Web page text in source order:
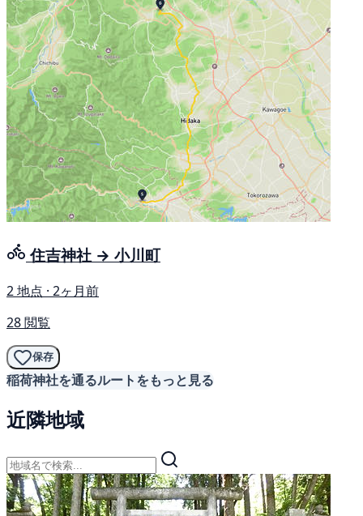
住吉神社 → 小川町
2 地点 · 2ヶ月前
28 閲覧
保存
稲荷神社を通るルートをもっと見る
近隣地域